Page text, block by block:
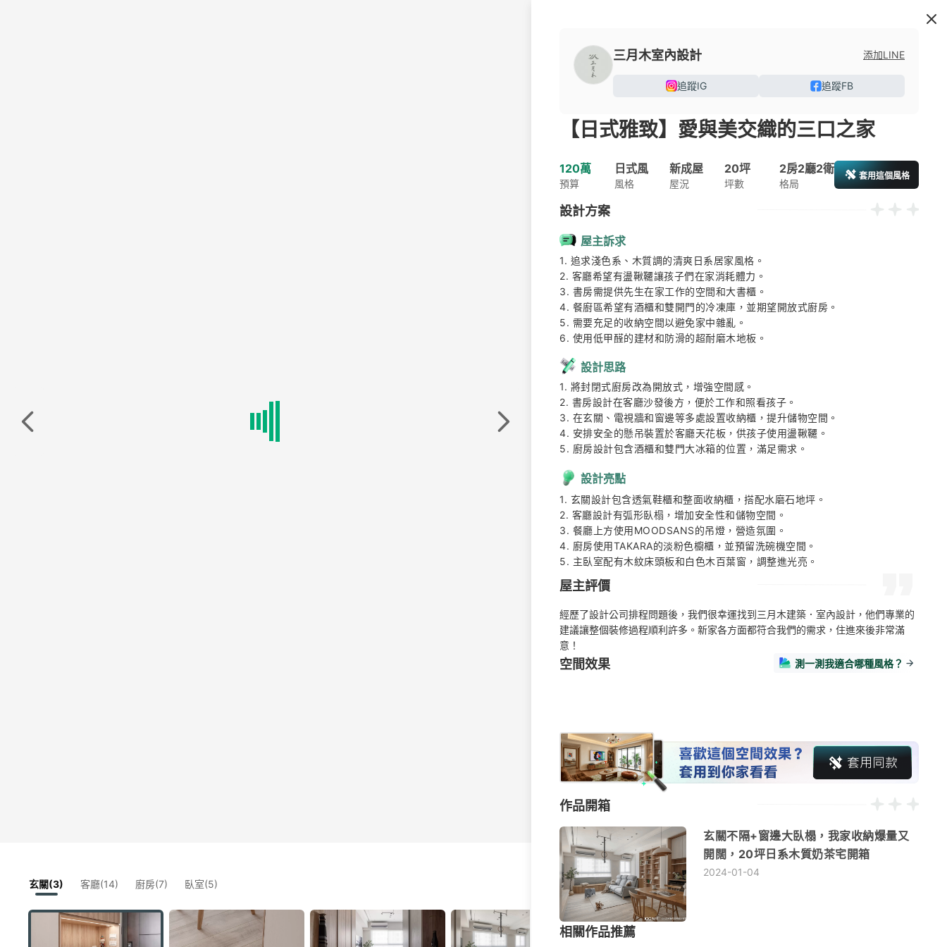
玄關(3) 客廳(14) 廚房(7) 臥室(5)
三月木室內設計 添加LINE
追蹤IG 追蹤FB
【日式雅致】愛與美交織的三口之家
120萬
預算
日式風
風格
新成屋
屋況
20坪
坪數
2房2廳2衛
格局
套用這個風格
設計方案
屋主訴求
1. 追求淺色系、木質調的清爽日系居家風格。
2. 客廳希望有盪鞦韆讓孩子們在家消耗體力。
3. 書房需提供先生在家工作的空間和大書櫃。
4. 餐廚區希望有酒櫃和雙開門的冷凍庫，並期望開放式廚房。
5. 需要充足的收納空間以避免家中雜亂。
6. 使用低甲醛的建材和防滑的超耐磨木地板。
設計思路
1. 將封閉式廚房改為開放式，增強空間感。
2. 書房設計在客廳沙發後方，便於工作和照看孩子。
3. 在玄關、電視牆和窗邊等多處設置收納櫃，提升儲物空間。
4. 安排安全的懸吊裝置於客廳天花板，供孩子使用盪鞦韆。
5. 廚房設計包含酒櫃和雙門大冰箱的位置，滿足需求。
設計亮點
1. 玄關設計包含透氣鞋櫃和整面收納櫃，搭配水磨石地坪。
2. 客廳設計有弧形臥榻，增加安全性和儲物空間。
3. 餐廳上方使用MOODSANS的吊燈，營造氛圍。
4. 廚房使用TAKARA的淡粉色櫥櫃，並預留洗碗機空間。
5. 主臥室配有木紋床頭板和白色木百葉窗，調整進光亮。
屋主評價
經歷了設計公司排程問題後，我們很幸運找到三月木建築．室內設計，他們專業的
建議讓整個裝修過程順利許多。新家各方面都符合我們的需求，住進來後非常滿
意！
空間效果 測一測我適合哪種風格？
作品開箱
玄關不隔+窗邊大臥榻，我家收納爆量又
開闊，20坪日系木質奶茶宅開箱
2024-01-04
相關作品推薦